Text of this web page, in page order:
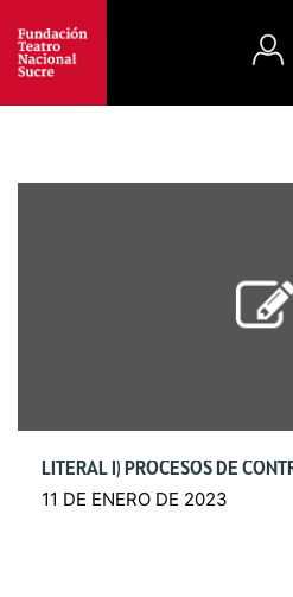
LITERAL I) PROCESOS DE
11 DE ENERO DE 2023